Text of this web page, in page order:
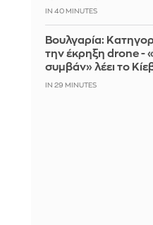
IN 40 MINUTES
Βουλγαρία:
την έκρηξη drone -
συμβάν» λέει το
IN 29 MINUTES